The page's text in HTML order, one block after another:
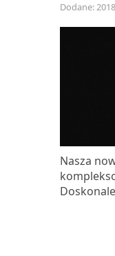
Dodane:
Nasza